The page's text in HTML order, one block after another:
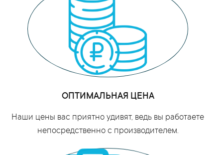
ОПТИМАЛЬНАЯ ЦЕНА
Наши цены вас приятно удивят, ведь вы работаете
непосредственно с производителем.